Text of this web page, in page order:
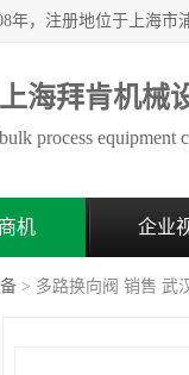
上海拜肯机械
bulk process equipment
机 企业
> 多路换向阀 销售 武